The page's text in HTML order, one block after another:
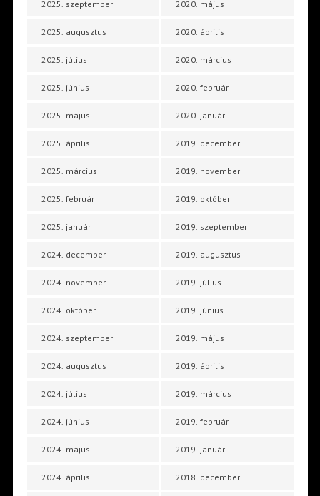
2025. szeptember
2025. augusztus
2025. július
2025. június
2025. május
2025. április
2025. március
2025. február
2025. január
2024. december
2024. november
2024. október
2024. szeptember
2024. augusztus
2024. július
2024. június
2024. május
2024. április
2020. május
2020. április
2020. március
2020. február
2020. január
2019. december
2019. november
2019. október
2019. szeptember
2019. augusztus
2019. július
2019. június
2019. május
2019. április
2019. március
2019. február
2019. január
2018. december